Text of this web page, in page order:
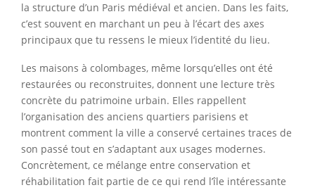
la structure d’un Paris médiéval et ancien. Dans les faits,
c’est souvent en marchant un peu à l’écart des axes
principaux que tu ressens le mieux l’identité du lieu.
Les maisons à colombages, même lorsqu’elles ont été
restaurées ou reconstruites, donnent une lecture très
concrète du patrimoine urbain. Elles rappellent
l’organisation des anciens quartiers parisiens et
montrent comment la ville a conservé certaines traces de
son passé tout en s’adaptant aux usages modernes.
Concrètement, ce mélange entre conservation et
réhabilitation fait partie de ce qui rend l’île intéressante